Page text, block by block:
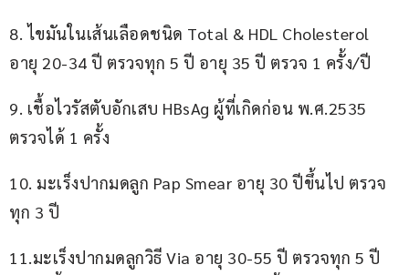
8. ไขมันในเส้นเลือดชนิด Total & HDL Cholesterol
อายุ 20-34 ปี ตรวจทุก 5 ปี อายุ 35 ปี ตรวจ 1 ครั้ง/ปี
9. เชื้อไวรัสตับอักเสบ HBsAg ผู้ที่เกิดก่อน พ.ศ.2535
ตรวจได้ 1 ครั้ง
10. มะเร็งปากมดลูก Pap Smear อายุ 30 ปีขึ้นไป ตรวจ
ทุก 3 ปี
11.มะเร็งปากมดลูกวิธี Via อายุ 30-55 ปี ตรวจทุก 5 ปี